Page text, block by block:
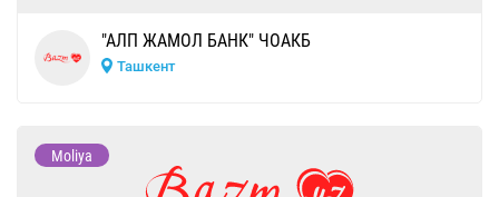
"АЛП ЖАМОЛ БАНК" ЧОАКБ
Ташкент
Moliya